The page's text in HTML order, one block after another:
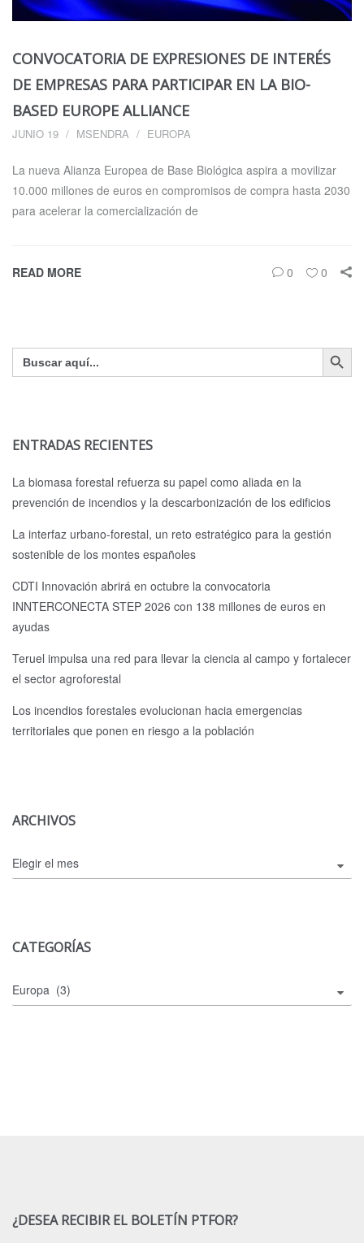
CONVOCATORIA DE EXPRESIONES DE INTERÉS
DE EMPRESAS PARA PARTICIPAR EN LA BIO-
BASED EUROPE ALLIANCE
JUNIO 19 MSENDRA EUROPA
La nueva Alianza Europea de Base Biológica aspira a movilizar
10.000 millones de euros en compromisos de compra hasta 2030
para acelerar la comercialización de
READ MORE 0 0
Buscar: Botón de
ENTRADAS RECIENTES
La biomasa forestal refuerza su papel como aliada en la
prevención de incendios y la descarbonización de los edificios
La interfaz urbano-forestal, un reto estratégico para la gestión
sostenible de los montes españoles
CDTI Innovación abrirá en octubre la convocatoria
INNTERCONECTA STEP 2026 con 138 millones de euros en
ayudas
Teruel impulsa una red para llevar la ciencia al campo y fortalecer
el sector agroforestal
Los incendios forestales evolucionan hacia emergencias
territoriales que ponen en riesgo a la población
ARCHIVOS
Archivos
CATEGORÍAS
Categorías
¿DESEA RECIBIR EL BOLETÍN PTFOR?